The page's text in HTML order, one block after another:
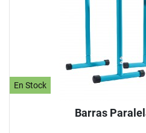
En Stock
Barras